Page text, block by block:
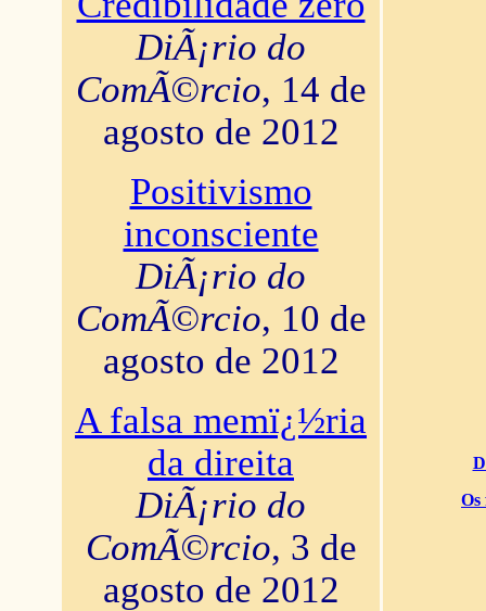
DiÃ¡rio do
ComÃ©rcio, 14 de
agosto de 2012
Positivismo
inconsciente
DiÃ¡rio do
ComÃ©rcio, 10 de
agosto de 2012
A falsa memï¿½ria
da direita
DiÃ¡rio do
ComÃ©rcio, 3 de
agosto de 2012
Os